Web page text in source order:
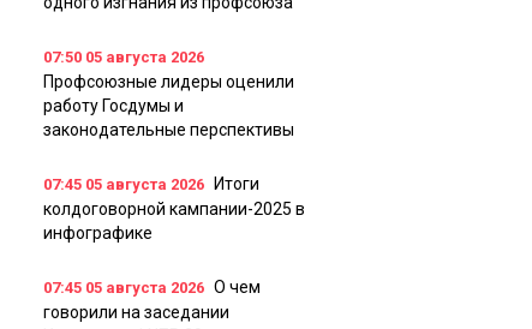
07:50 05 августа 2026
Профсоюзные лидеры оценили
работу Госдумы и
законодательные перспективы
07:45 05 августа 2026
Итоги
колдоговорной кампании-2025 в
инфографике
07:45 05 августа 2026 О чем
говорили на заседании